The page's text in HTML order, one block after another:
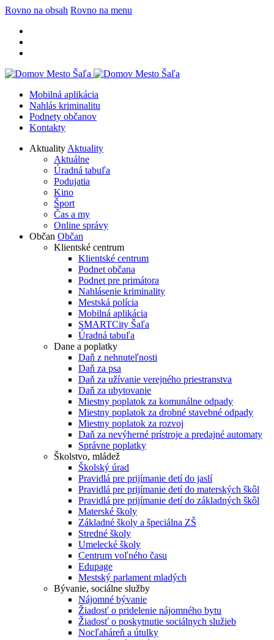
Rovno na obsah Rovno na menu
Mobilná aplikácia
Nahlás kriminalitu
Podnety občanov
Kontakty
Aktuality Aktuality
Aktuálne
Úradná tabuľa
Podujatia
Kino
Šport
Čas a my
Online správy
Občan Občan
Klientské centrum
Klientské centrum
Podnet občana
Podnet pre primátora
Nahlásenie kriminality
Mestská polícia
Mobilná aplikácia
SMARTCity Šaľa
Úradná tabuľa
Dane a poplatky
Daň z nehnuteľnosti
Daň za psa
Daň za užívanie verejného priestranstva
Daň za ubytovanie
Miestny poplatok za komunálne odpady
Miestny poplatok za drobné stavebné odpady
Miestny poplatok za rozvoj
Daň za nevýherné prístroje a predajné automaty
Správne poplatky
Školstvo, mládež
Školský úrad
Pravidlá pre prijímanie detí do jaslí
Pravidlá pre prijímanie detí do materských škôl
Pravidlá pre prijímanie detí do základných škôl
Materské školy
Základné školy a špeciálna ZŠ
Stredné školy
Umelecké školy
Centrum voľného času
Edupage
Mestský parlament mladých
Bývanie, sociálne služby
Nájomné bývanie
Žiadosť o pridelenie nájomného bytu
Žiadosť o poskytnutie sociálnych služieb
Nocľaháreň a útulky